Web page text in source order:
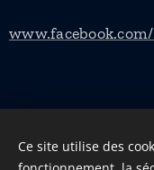
Ce site utilise des